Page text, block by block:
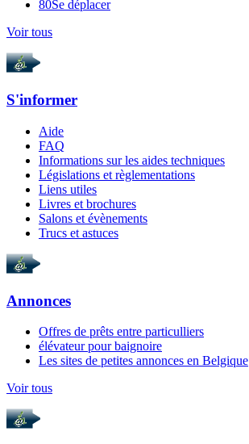
80Se déplacer
Voir tous
S'informer
Aide
FAQ
Informations sur les aides techniques
Législations et règlementations
Liens utiles
Livres et brochures
Salons et évènements
Trucs et astuces
Annonces
Offres de prêts entre particulliers
élévateur pour baignoire
Les sites de petites annonces en Belgique
Voir tous